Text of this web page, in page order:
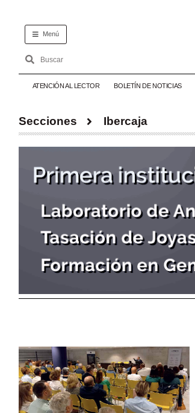
Menú
ATENCIÓN AL LECTOR BOLETÍN DE NOTICIAS
Secciones Ibercaja